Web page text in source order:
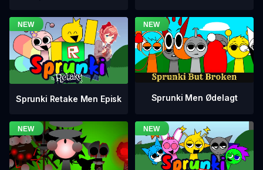
Sprunki Retake Men Episk Sprunki Men Ødelagt